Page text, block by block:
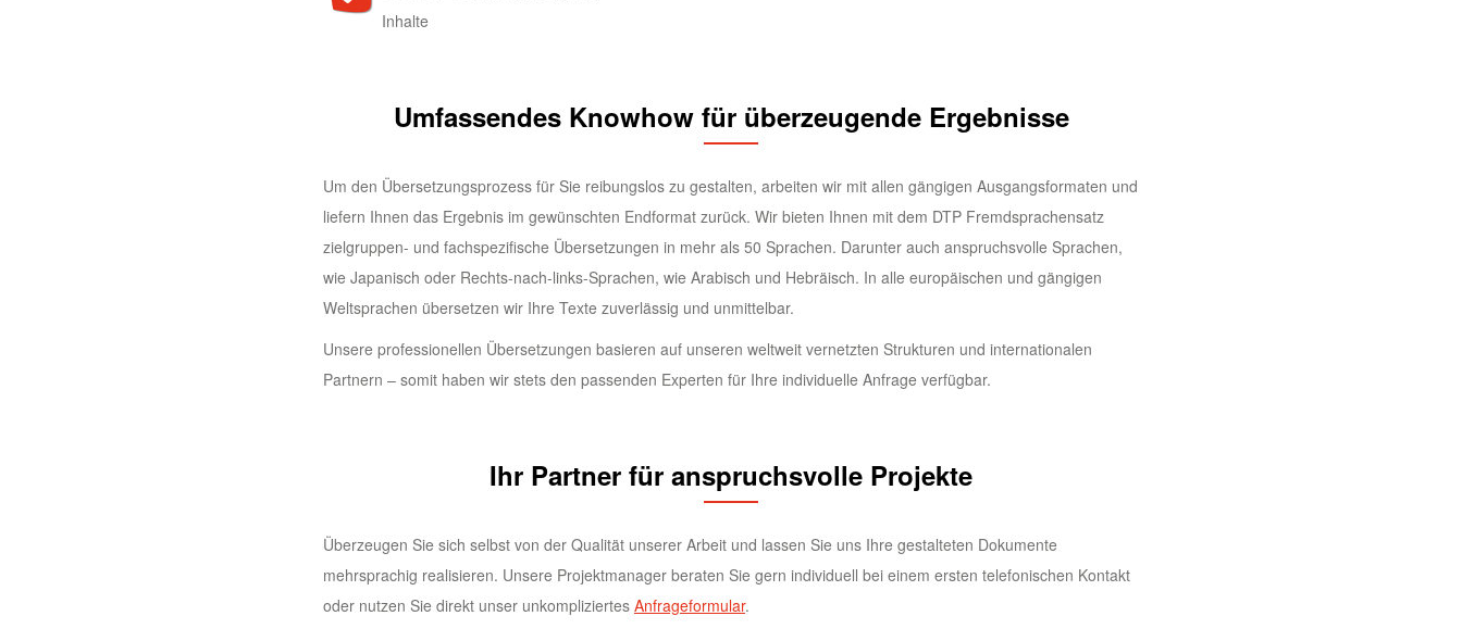
Inhalte
Umfassendes Knowhow für überzeugende Ergebnisse
Um den Übersetzungsprozess für Sie reibungslos zu gestalten, arbeiten wir mit allen gängigen Ausgangsformaten und
liefern Ihnen das Ergebnis im gewünschten Endformat zurück. Wir bieten Ihnen mit dem DTP Fremdsprachensatz
zielgruppen- und fachspezifische Übersetzungen in mehr als 50 Sprachen. Darunter auch anspruchsvolle Sprachen,
wie Japanisch oder Rechts-nach-links-Sprachen, wie Arabisch und Hebräisch. In alle europäischen und gängigen
Weltsprachen übersetzen wir Ihre Texte zuverlässig und unmittelbar.
Unsere professionellen Übersetzungen basieren auf unseren weltweit vernetzten Strukturen und internationalen
Partnern – somit haben wir stets den passenden Experten für Ihre individuelle Anfrage verfügbar.
Ihr Partner für anspruchsvolle Projekte
Überzeugen Sie sich selbst von der Qualität unserer Arbeit und lassen Sie uns Ihre gestalteten Dokumente
mehrsprachig realisieren. Unsere Projektmanager beraten Sie gern individuell bei einem ersten telefonischen Kontakt
oder nutzen Sie direkt unser unkompliziertes Anfrageformular.